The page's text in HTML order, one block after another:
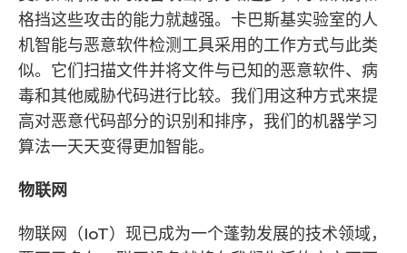
格挡这些攻击的能力就越强。卡巴斯基实验室的人
机智能与恶意软件检测工具采用的工作方式与此类
似。它们扫描文件并将文件与已知的恶意软件、病
毒和其他威胁代码进行比较。我们用这种方式来提
高对恶意代码部分的识别和排序，我们的机器学习
算法一天天变得更加智能。
物联网
物联网（IoT）现已成为一个蓬勃发展的技术领域，